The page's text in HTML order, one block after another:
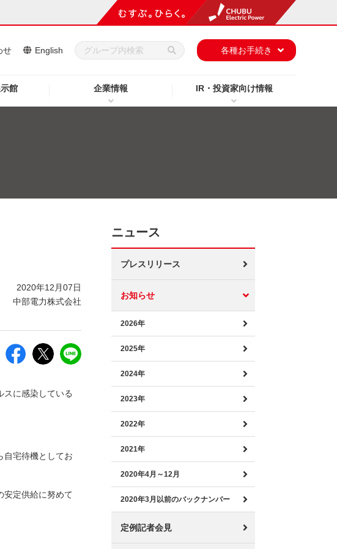
館 企業情報 IR・投資家向け情報
せ English 各種お手続き
2020年12月07日
中部電力株式会社
スに感染している
自宅待機としてお
安定供給に努めて
ニュース
プレスリリース
お知らせ
2026年
2025年
2024年
2023年
2022年
2021年
2020年4月～12月
2020年3月以前のバックナンバー
定例記者会見